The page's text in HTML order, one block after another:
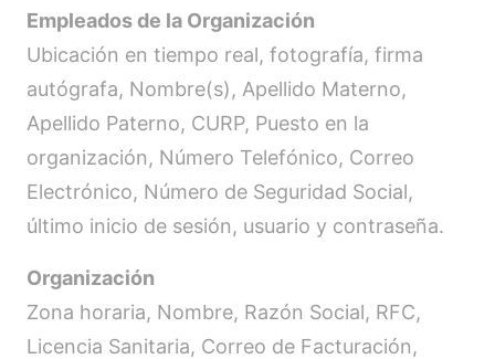
Empleados de la Organización
Ubicación en tiempo real, fotografía, firma
autógrafa, Nombre(s), Apellido Materno,
Apellido Paterno, CURP, Puesto en la
organización, Número Telefónico, Correo
Electrónico, Número de Seguridad Social,
último inicio de sesión, usuario y contraseña.
Organización
Zona horaria, Nombre, Razón Social, RFC,
Licencia Sanitaria, Correo de Facturación,